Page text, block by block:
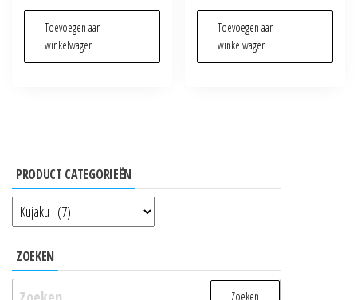
Toevoegen aan
winkelwagen
Toevoegen aan
winkelwagen
PRODUCT CATEGORIEËN
ZOEKEN
Zoeken